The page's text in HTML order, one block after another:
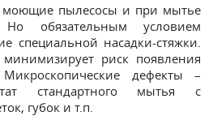
моющие пылесосы и при мытье
Но обязательным условием
специальной насадки-стяжки.
риск появления
дефекты –
стандартного мытья с
губок и т.п.